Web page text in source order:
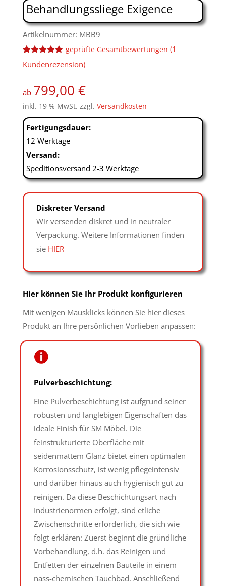
Behandlungssliege Exigence
Artikelnummer: MBB9
Bewertet
mit5.00
auf
2
Kundenbew
ertungen
geprüfte Gesamtbewertungen (1
Kundenrezension)
ab 799,00 €
inkl. 19 % MwSt. zzgl. Versandkosten
Fertigungsdauer:
12 Werktage
Versand:
Speditionsversand 2-3 Werktage
Diskreter Versand
Wir versenden diskret und in neutraler
Verpackung. Weitere Informationen finden
sie HIER
Hier können Sie Ihr Produkt konfigurieren
Mit wenigen Mausklicks können Sie hier dieses
Produkt an Ihre persönlichen Vorlieben anpassen:
Pulverbeschichtung:
Eine Pulverbeschichtung ist aufgrund seiner
robusten und langlebigen Eigenschaften das
ideale Finish für SM Möbel. Die
feinstrukturierte Oberfläche mit
seidenmattem Glanz bietet einen optimalen
Korrosionsschutz, ist wenig pflegeintensiv
und darüber hinaus auch hygienisch gut zu
reinigen. Da diese Beschichtungsart nach
Industrienormen erfolgt, sind etliche
Zwischenschritte erforderlich, die sich wie
folgt erklären: Zuerst beginnt die gründliche
Vorbehandlung, d.h. das Reinigen und
Entfetten der einzelnen Bauteile in einem
nass-chemischen Tauchbad. Anschließend